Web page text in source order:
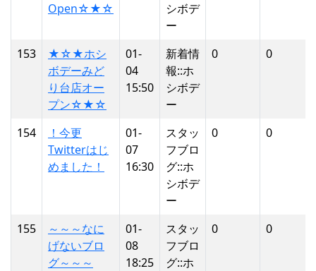
Open☆★☆
シボデ
ー
153
★☆★ホシ
ボデーみど
り台店オー
プン☆★☆
01-
04
15:50
新着情
報::ホ
シボデ
ー
0 0
154
！今更
Twitterはじ
めました！
01-
07
16:30
スタッ
フブロ
グ::ホ
シボデ
ー
0 0
155
～～～なに
げないブロ
グ～～～
01-
08
18:25
スタッ
フブロ
グ::ホ
0 0